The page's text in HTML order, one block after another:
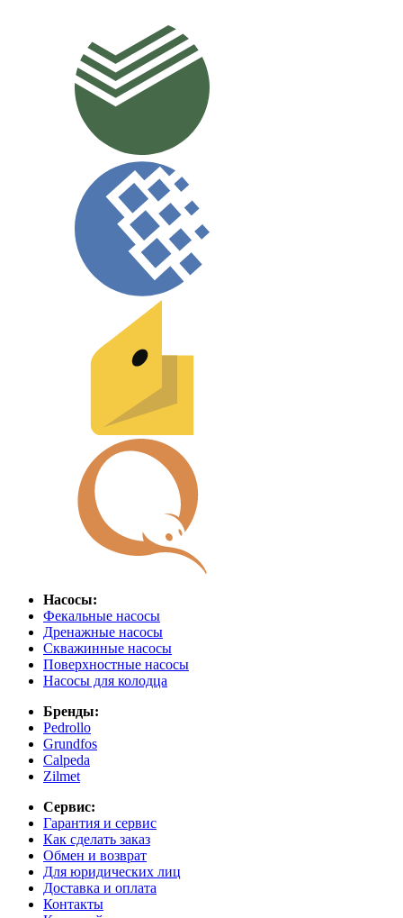
Насосы:
Фекальные насосы
Дренажные насосы
Скважинные насосы
Поверхностные насосы
Насосы для колодца
Бренды:
Pedrollo
Grundfos
Calpeda
Zilmet
Сервис:
Гарантия и сервис
Как сделать заказ
Обмен и возврат
Для юридических лиц
Доставка и оплата
Контакты